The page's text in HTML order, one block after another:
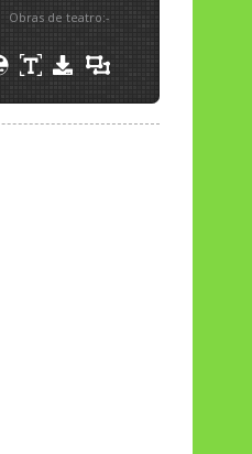
Obras de teatro:-